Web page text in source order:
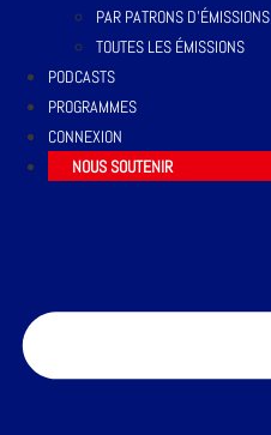
PAR PATRONS D’ÉMISSIONS
TOUTES LES ÉMISSIONS
PODCASTS
PROGRAMMES
CONNEXION
NOUS SOUTENIR